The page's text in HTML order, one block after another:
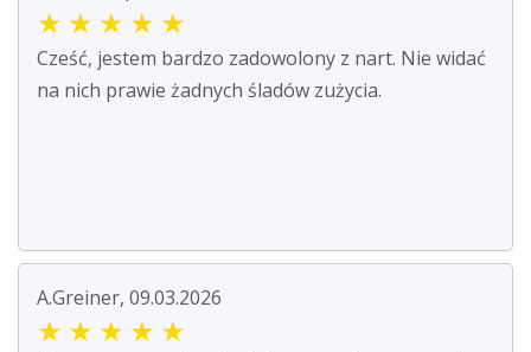
★ ★ ★ ★ ★
Cześć, jestem bardzo zadowolony z nart. Nie widać
na nich prawie żadnych śladów zużycia.
A.Greiner, 09.03.2026
★ ★ ★ ★ ★